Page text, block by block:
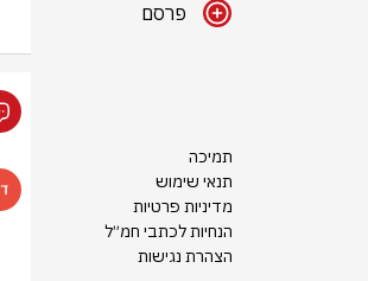
פרסם
תמיכה
תנאי שימוש
מדיניות פרטיות
הנחיות לכתבי חמ״ל
הצהרת נגישות